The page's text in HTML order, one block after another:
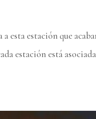
esta estación que
estación está